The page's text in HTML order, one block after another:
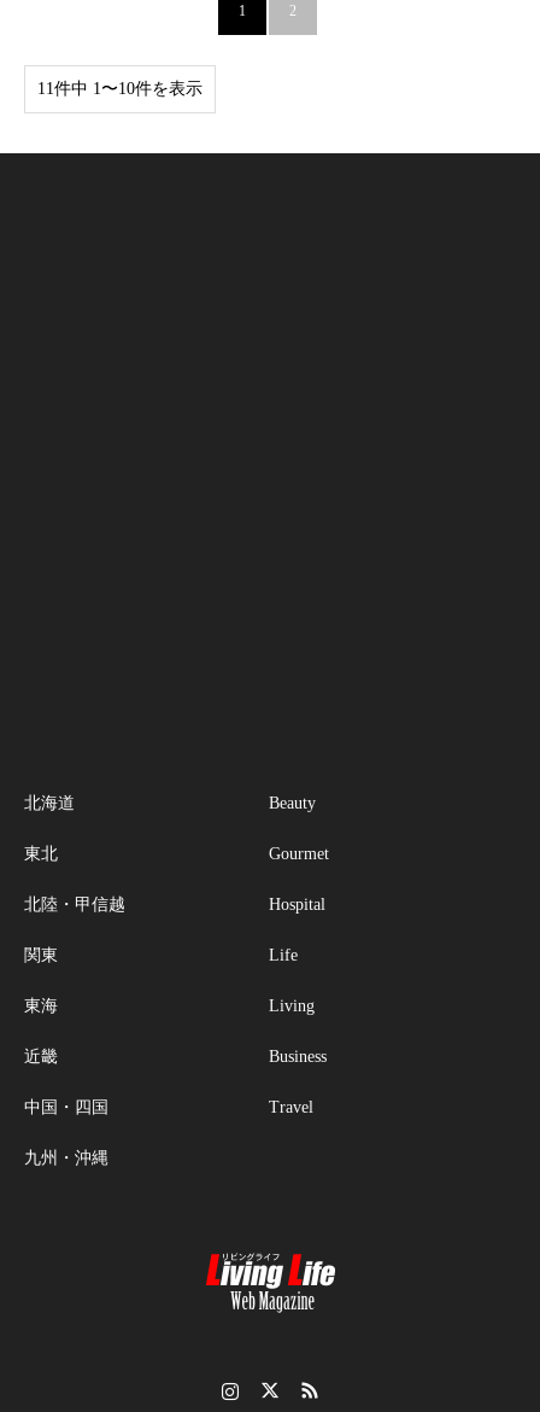
1 2
11件中 1〜10件を表示
北海道
東北
北陸・甲信越
関東
東海
近畿
中国・四国
九州・沖縄
Beauty
Gourmet
Hospital
Life
Living
Business
Travel